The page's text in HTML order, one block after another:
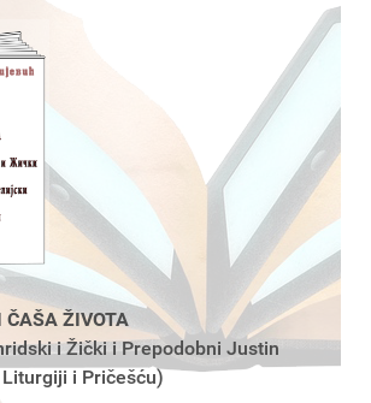
ČAŠA ŽIVOTA
i Žički i Prepodobni Justin
i Pričešću)